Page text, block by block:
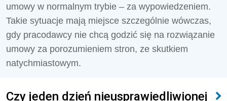
umowy w normalnym trybie – za wypowiedzeniem.
Takie sytuacje mają miejsce szczególnie wówczas,
gdy pracodawcy nie chcą godzić się na rozwiązanie
umowy za porozumieniem stron, ze skutkiem
natychmiastowym.
Czy jeden dzień nieusprawiedliwionej